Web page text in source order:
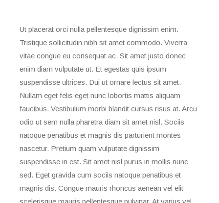
Ut placerat orci nulla pellentesque dignissim enim.
Tristique sollicitudin nibh sit amet commodo. Viverra
vitae congue eu consequat ac. Sit amet justo donec
enim diam vulputate ut. Et egestas quis ipsum
suspendisse ultrices. Dui ut ornare lectus sit amet.
Nullam eget felis eget nunc lobortis mattis aliquam
faucibus. Vestibulum morbi blandit cursus risus at. Arcu
odio ut sem nulla pharetra diam sit amet nisl. Sociis
natoque penatibus et magnis dis parturient montes
nascetur. Pretium quam vulputate dignissim
suspendisse in est. Sit amet nisl purus in mollis nunc
sed. Eget gravida cum sociis natoque penatibus et
magnis dis. Congue mauris rhoncus aenean vel elit
scelerisque mauris pellentesque pulvinar. At varius vel